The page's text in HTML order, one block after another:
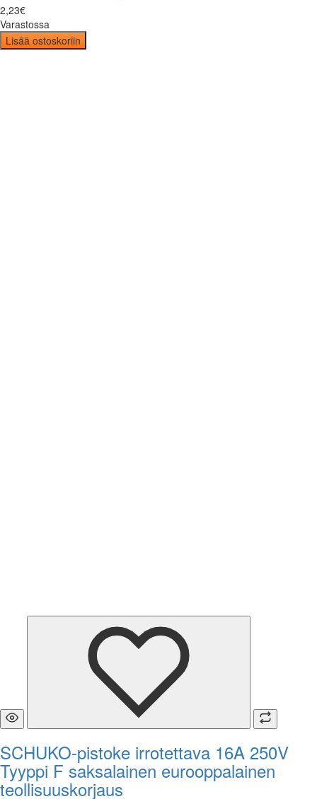
2,23€
Varastossa
Lisää ostoskoriin
SCHUKO-pistoke irrotettava 16A 250V
Tyyppi F saksalainen eurooppalainen
teollisuuskorjaus